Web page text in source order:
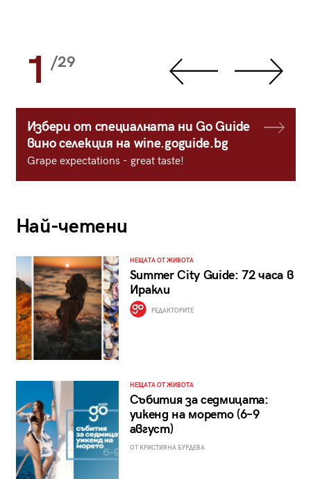
1 /29
Избери от специалната ни Go Guide
вино селекция на wine.goguide.bg
Grape expectations - great taste!
Най-четени
НЕЩАТА ОТ ЖИВОТА
Summer City Guide: 72 часа в
Иракли
РЕДАКТОРИТЕ
НЕЩАТА ОТ ЖИВОТА
Събития за седмицата:
уикенд на морето (6–9
август)
ОТ КРИСТИЯНА БУРДЕВА